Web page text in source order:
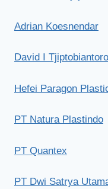
Adrian Koesnendar
David I Tjiptobiantoro
Hefei Paragon
PT Natura Plastindo
PT Quantex
PT Dwi Satrya